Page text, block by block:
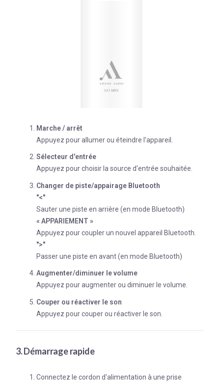
Marche / arrêt
Appuyez pour allumer ou éteindre l'appareil.
Sélecteur d'entrée
Appuyez pour choisir la source d'entrée souhaitée.
Changer de piste/appairage Bluetooth
"<"
Sauter une piste en arrière (en mode Bluetooth)
« APPARIEMENT »
Appuyez pour coupler un nouvel appareil Bluetooth.
">"
Passer une piste en avant (en mode Bluetooth)
Augmenter/diminuer le volume
Appuyez pour augmenter ou diminuer le volume.
Couper ou réactiver le son
Appuyez pour couper ou réactiver le son.
3. Démarrage rapide
Connectez le cordon d'alimentation à une prise